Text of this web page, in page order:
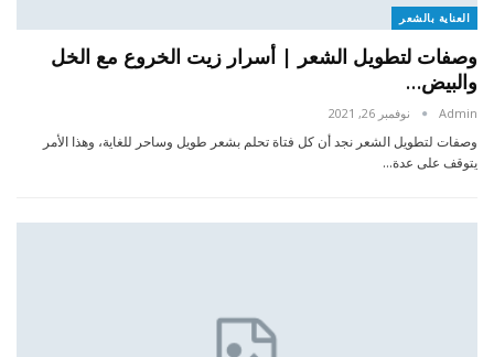
العناية بالشعر
وصفات لتطويل الشعر | أسرار زيت الخروع مع الخل
والبيض…
Admin نوفمبر 26, 2021
وصفات لتطويل الشعر نجد أن كل فتاة تحلم بشعر طويل وساحر للغاية، وهذا الأمر
يتوقف على عدة…